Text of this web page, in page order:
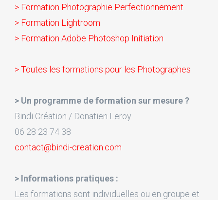
> Formation Photographie Perfectionnement
> Formation Lightroom
> Formation Adobe Photoshop Initiation
> Toutes les formations pour les Photographes
> Un programme de formation sur mesure ?
Bindi Création / Donatien Leroy
06 28 23 74 38
contact@bindi-creation.com
> Informations pratiques :
Les formations sont individuelles ou en groupe et